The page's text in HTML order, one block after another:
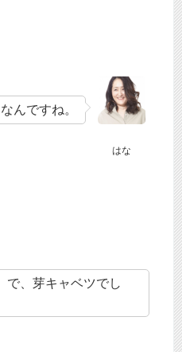
はな
んですね。
、芽キャベツでし